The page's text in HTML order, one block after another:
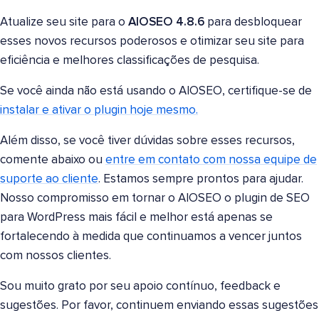
Atualize seu site para o AIOSEO 4.8.6 para desbloquear
esses novos recursos poderosos e otimizar seu site para
eficiência e melhores classificações de pesquisa.
Se você ainda não está usando o AIOSEO, certifique-se de
instalar e ativar o plugin hoje mesmo.
Além disso, se você tiver dúvidas sobre esses recursos,
comente abaixo ou entre em contato com nossa equipe de
suporte ao cliente. Estamos sempre prontos para ajudar.
Nosso compromisso em tornar o AIOSEO o plugin de SEO
para WordPress mais fácil e melhor está apenas se
fortalecendo à medida que continuamos a vencer juntos
com nossos clientes.
Sou muito grato por seu apoio contínuo, feedback e
sugestões. Por favor, continuem enviando essas sugestões